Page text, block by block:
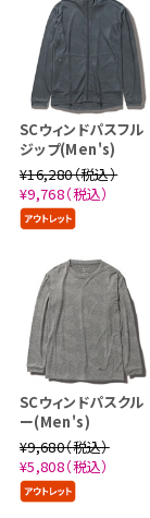
SCウィンドパスフル
ジップ(Men's)
¥16,280（税込）
¥9,768（税込）
SCウィンドパスクル
ー(Men's)
¥9,680（税込）
¥5,808（税込）